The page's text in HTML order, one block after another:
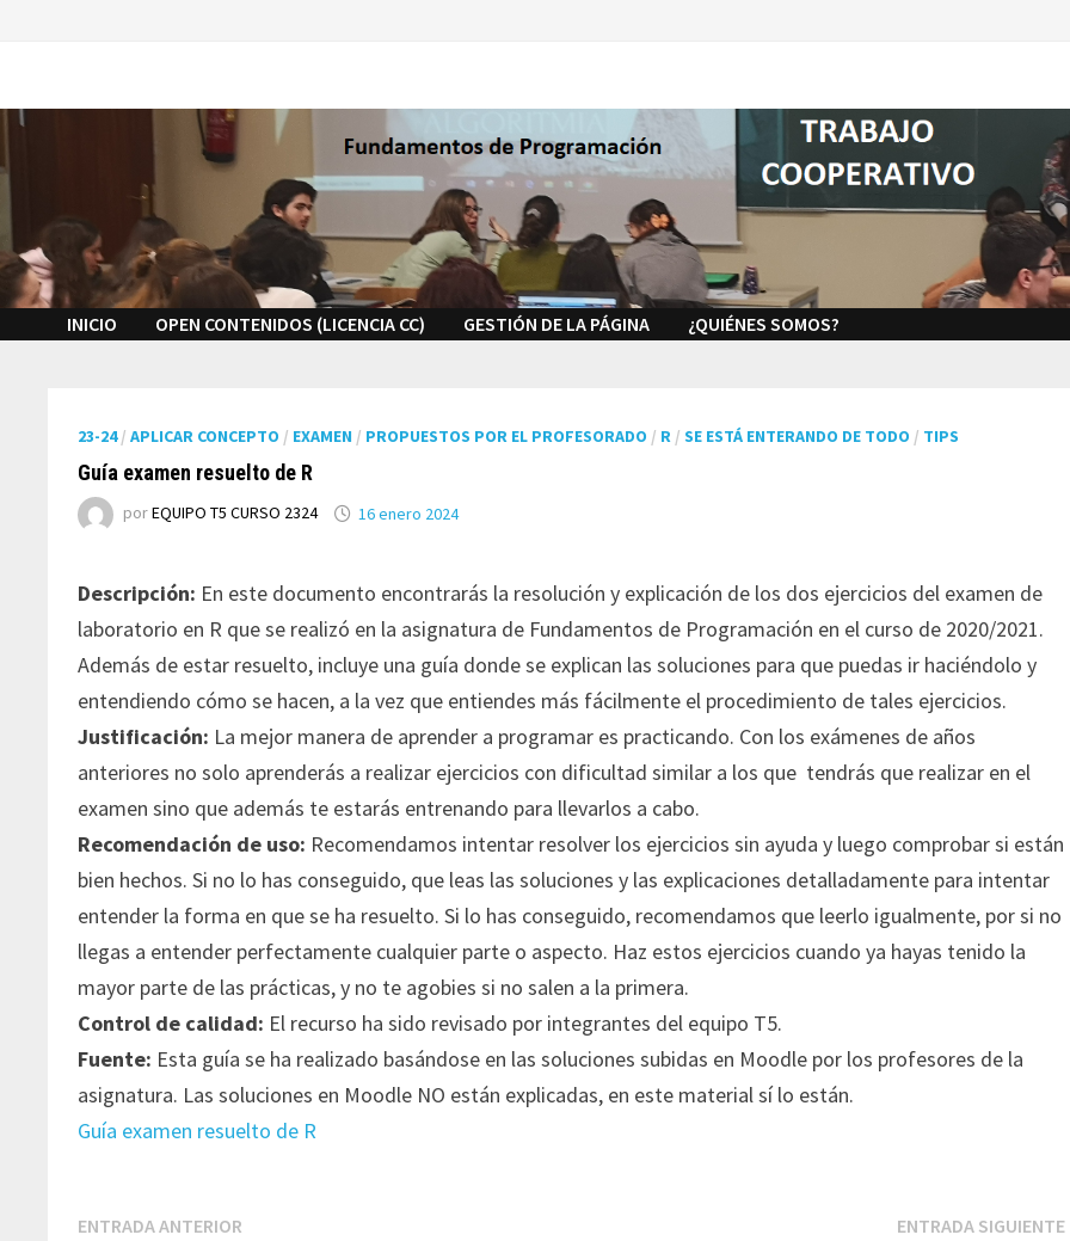
INICIO OPEN CONTENIDOS (LICENCIA CC) GESTIÓN DE LA PÁGINA ¿QUIÉNES SOMOS?
23-24/APLICAR CONCEPTO / EXAMEN / PROPUESTOS POR EL PROFESORADO / R /SE ESTÁ ENTERANDO DE TODO / TIPS
Guía examen resuelto de R
porEQUIPO T5 CURSO 2324 16 enero 2024
Descripción: En este documento encontrarás la resolución y explicación de los dos ejercicios del examen de
laboratorio en R que se realizó en la asignatura de Fundamentos de Programación en el curso de 2020/2021.
Además de estar resuelto, incluye una guía donde se explican las soluciones para que puedas ir haciéndolo y
entendiendo cómo se hacen, a la vez que entiendes más fácilmente el procedimiento de tales ejercicios.
Justificación: La mejor manera de aprender a programar es practicando. Con los exámenes de años
anteriores no solo aprenderás a realizar ejercicios con dificultad similar a los que tendrás que realizar en el
examen sino que además te estarás entrenando para llevarlos a cabo.
Recomendación de uso: Recomendamos intentar resolver los ejercicios sin ayuda y luego comprobar si están
bien hechos. Si no lo has conseguido, que leas las soluciones y las explicaciones detalladamente para intentar
entender la forma en que se ha resuelto. Si lo has conseguido, recomendamos que leerlo igualmente, por si no
llegas a entender perfectamente cualquier parte o aspecto. Haz estos ejercicios cuando ya hayas tenido la
mayor parte de las prácticas, y no te agobies si no salen a la primera.
Control de calidad: El recurso ha sido revisado por integrantes del equipo T5.
Fuente: Esta guía se ha realizado basándose en las soluciones subidas en Moodle por los profesores de la
asignatura. Las soluciones en Moodle NO están explicadas, en este material sí lo están.
Guía examen resuelto de R
Navegación
ENTRADA ANTERIOR ENTRADA SIGUIENTE